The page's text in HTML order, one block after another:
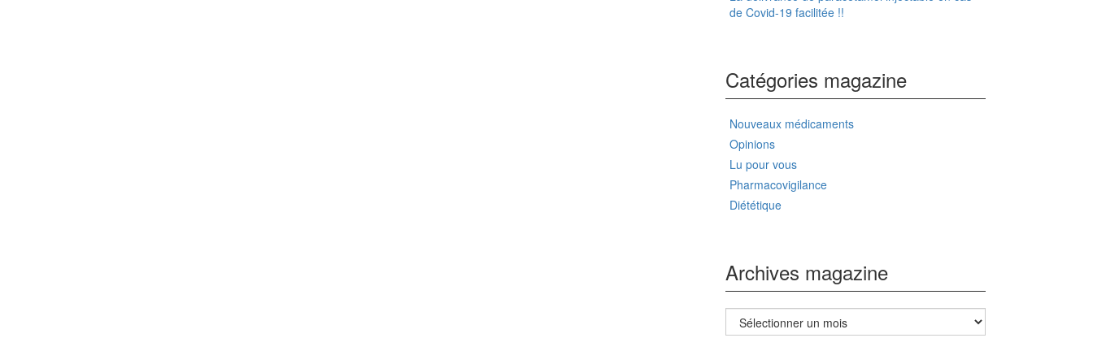
de Covid-19 facilitée !!
Catégories magazine
Nouveaux médicaments
Opinions
Lu pour vous
Pharmacovigilance
Diététique
Archives magazine
Archives
magazine